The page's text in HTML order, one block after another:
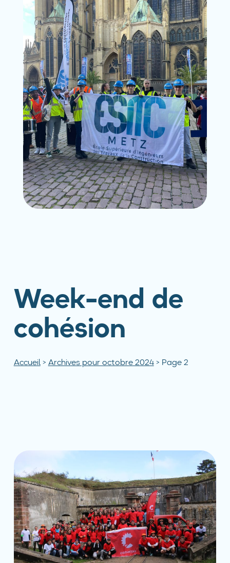
Week-end de
cohésion
Accueil> Archives pour octobre 2024> Page 2